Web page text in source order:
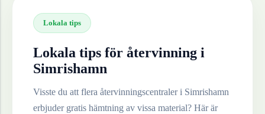
Lokala tips
Lokala tips för återvinning i
Simrishamn
Visste du att flera återvinningscentraler i Simrishamn
erbjuder gratis hämtning av vissa material? Här är